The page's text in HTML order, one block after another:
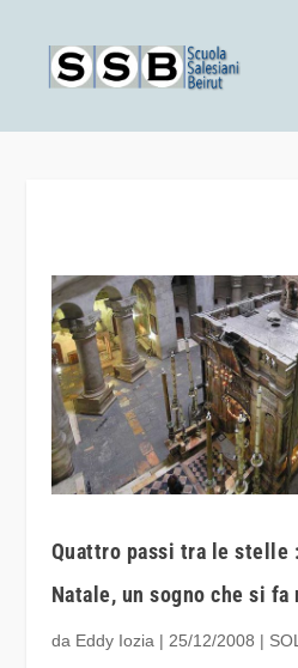
Quattro passi tra le stelle
Natale, un sogno che si fa
da Eddy Iozia| 25/12/2008 |